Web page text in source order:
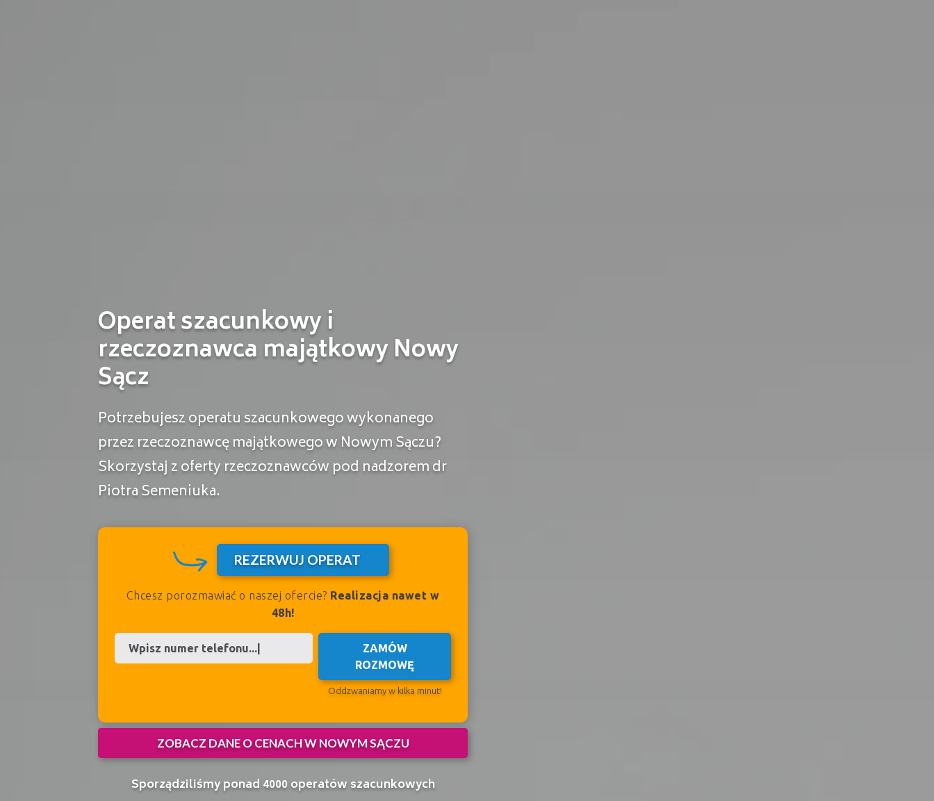
Operat szacunkowy i
rzeczoznawca majątkowy Nowy
Sącz
Potrzebujesz operatu szacunkowego wykonanego
przez rzeczoznawcę majątkowego w Nowym Sączu?
Skorzystaj z oferty rzeczoznawców pod nadzorem dr
Piotra Semeniuka.
REZERWUJ OPERAT
Chcesz porozmawiać o naszej ofercie? Realizacja nawet w
48h!
ZAMÓW
ROZMOWĘ
Oddzwaniamy w kilka minut!
ZOBACZ DANE O CENACH W NOWYM SĄCZU
Sporządziliśmy ponad 4000 operatów szacunkowych